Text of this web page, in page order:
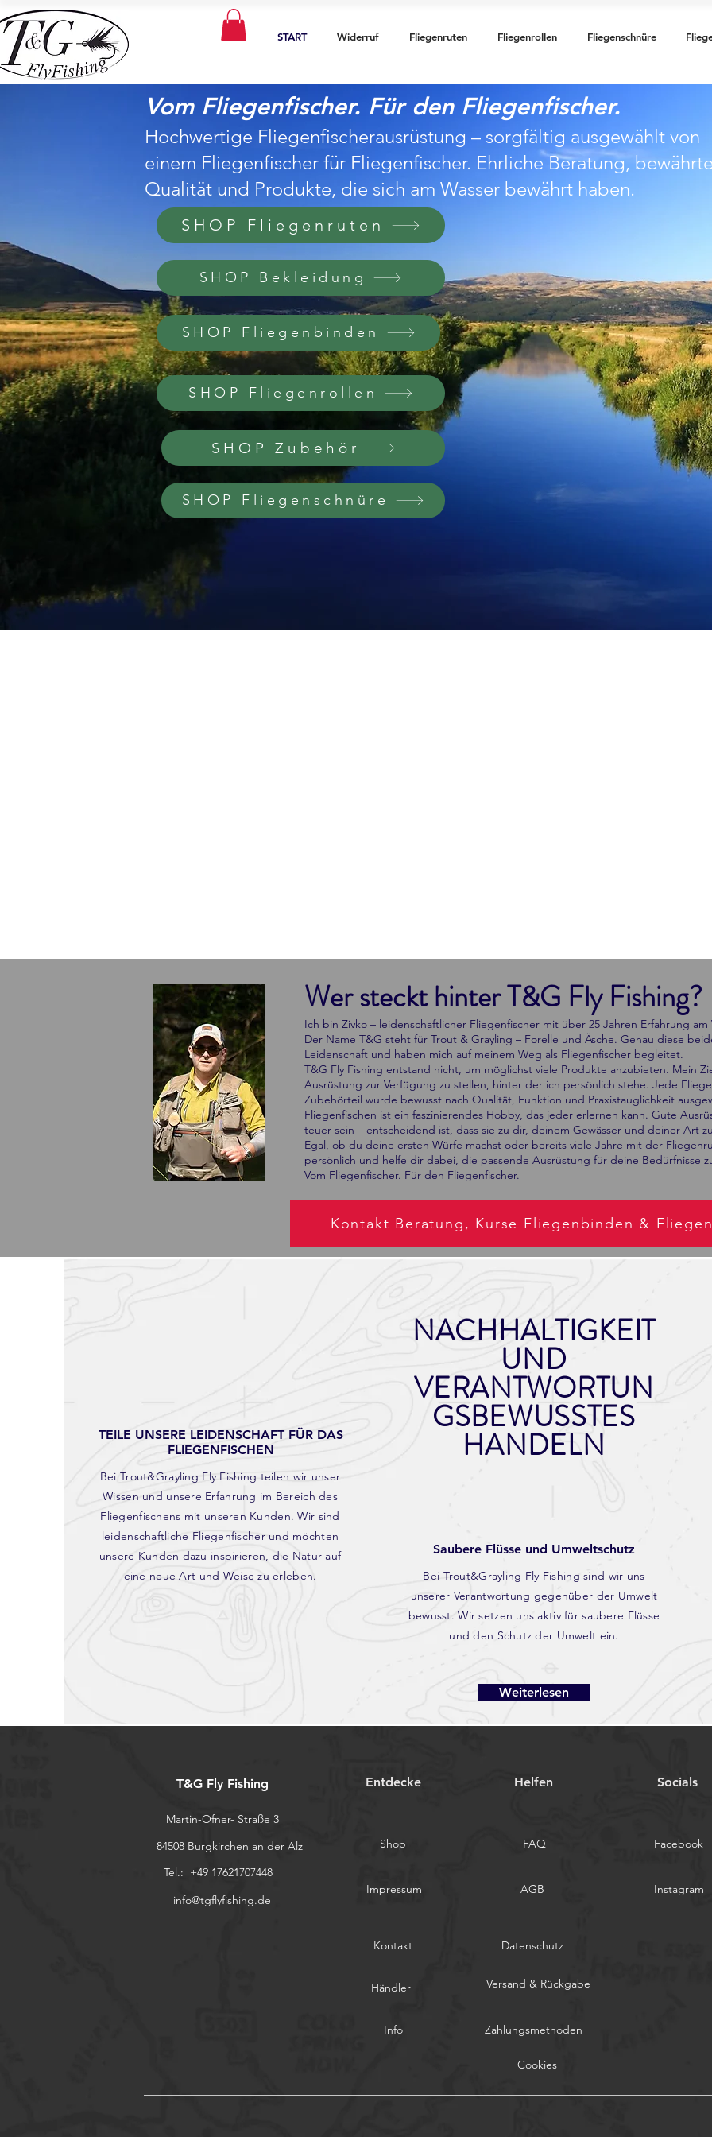
START Widerruf Fliegenruten Fliegenrollen Fliegenschnüre
Vom Fliegenfischer. Für den Fliegenfischer.
Hochwertige Fliegenfischerausrüstung – sorgfältig ausgewählt von
einem Fliegenfischer für Fliegenfischer. Ehrliche Beratung, bewährte
Qualität und Produkte, die sich am Wasser bewährt haben.
SHOP Fliegenruten
SHOP Bekleidung
SHOP Fliegenbinden
SHOP Fliegenrollen
SHOP Zubehör
SHOP Fliegenschnüre
Wer steckt hinter T&G Fly Fishing?
Ich bin Zivko – leidenschaftlicher Fliegenfischer mit über 25 Jahren Erfahrung am
Der Name T&G steht für Trout & Grayling – Forelle und Äsche. Genau diese
Leidenschaft und haben mich auf meinem Weg als Fliegenfischer begleitet.
T&G Fly Fishing entstand nicht, um möglichst viele Produkte anzubieten. Mein
Ausrüstung zur Verfügung zu stellen, hinter der ich persönlich stehe. Jede
Zubehörteil wurde bewusst nach Qualität, Funktion und Praxistauglichkeit
Fliegenfischen ist ein faszinierendes Hobby, das jeder erlernen kann. Gute
teuer sein – entscheidend ist, dass sie zu dir, deinem Gewässer und deiner Art
Egal, ob du deine ersten Würfe machst oder bereits viele Jahre mit der
persönlich und helfe dir dabei, die passende Ausrüstung für deine Bedürfnisse
Vom Fliegenfischer. Für den Fliegenfischer.
Kontakt Beratung, Kurse Fliegenbinden &
TEILE UNSERE LEIDENSCHAFT FÜR DAS
FLIEGENFISCHEN
Bei Trout&Grayling Fly Fishing teilen wir unser
Wissen und unsere Erfahrung im Bereich des
Fliegenfischens mit unseren Kunden. Wir sind
leidenschaftliche Fliegenfischer und möchten
unsere Kunden dazu inspirieren, die Natur auf
eine neue Art und Weise zu erleben.
NACHHALTIGKEIT
UND
VERANTWORTUN
GSBEWUSSTES
HANDELN
Saubere Flüsse und Umweltschutz
Bei Trout&Grayling Fly Fishing sind wir uns
unserer Verantwortung gegenüber der Umwelt
bewusst. Wir setzen uns aktiv für saubere Flüsse
und den Schutz der Umwelt ein.
Weiterlesen
T&G Fly Fishing Entdecke Helfen Socials
Martin-Ofner- Straße 3
84508 Burgkirchen an der Alz
Shop
FAQ
Tel.: +49 17621707448
info@tgflyfishing.de
Impressum AGB
Kontakt
Händler
Datenschutz
Versand & Rückgabe
Facebook
Instagram
Info Zahlungsmethoden
Cookies